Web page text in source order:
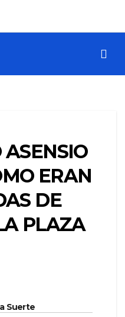
ASENSIO
ERAN
DE
PLAZA
Suerte